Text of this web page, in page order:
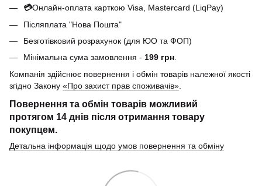
💳Онлайн-оплата карткою Visa, Mastercard (LiqPay)
Післяплата "Нова Пошта"
Безготівковий розрахунок (для ЮО та ФОП)
Мінімальна сума замовлення - 199 грн.
Компанія здійснює повернення і обмін товарів належної якості
згідно Закону «Про захист прав споживачів»
Повернення та обмін товарів можливий
протягом 14 днів після отримання товару
покупцем.
Детальна інформація щодо умов повернення та обміну